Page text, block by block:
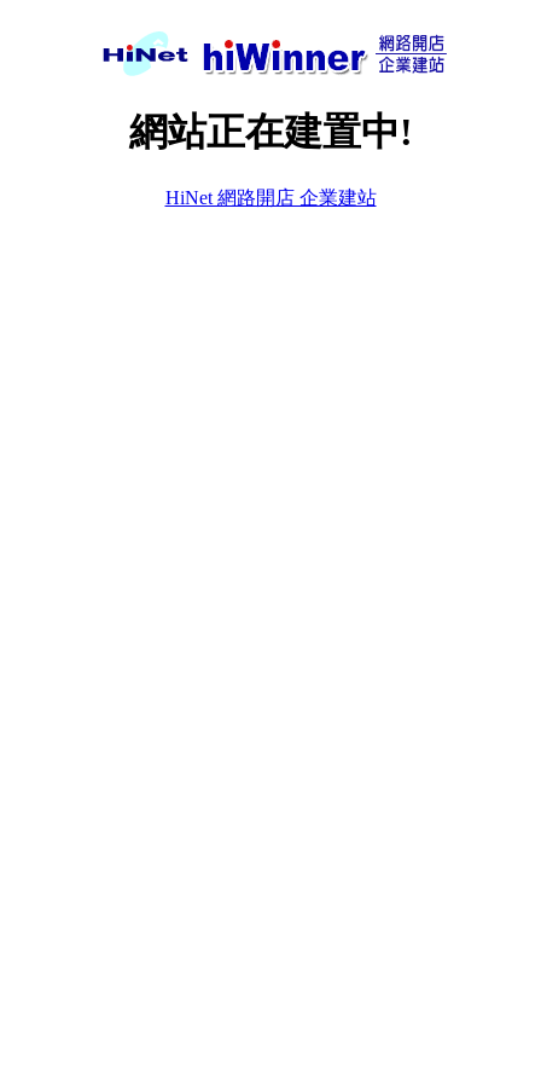
網站正在建置中!
HiNet 網路開店 企業建站